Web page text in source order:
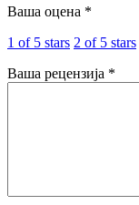
Ваша оцена *
1 of 5 stars 2 of 5 stars
Ваша рецензија *